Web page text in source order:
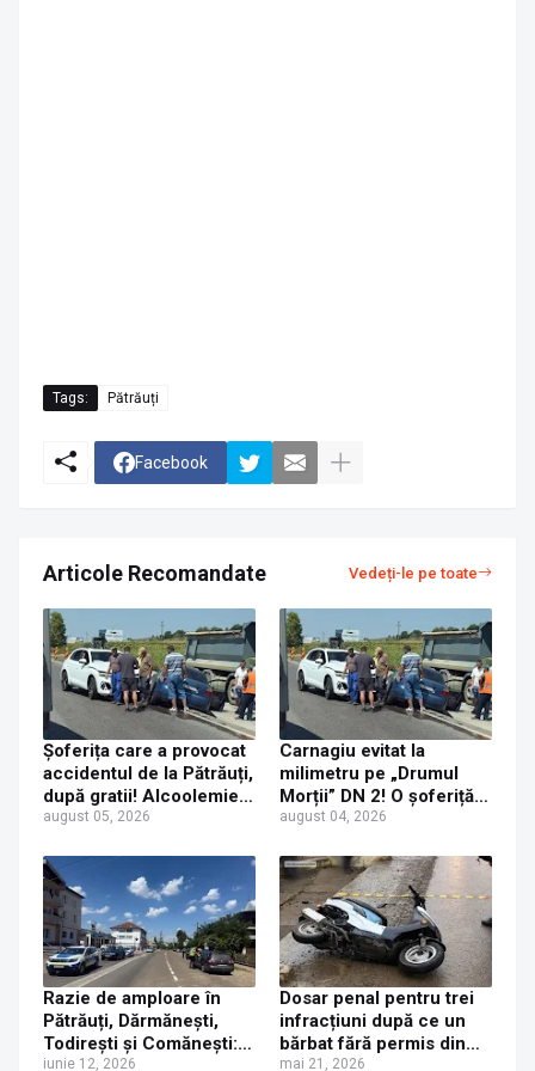
Tags: Pătrăuți
Facebook
Articole Recomandate Vedeți-le pe toate
Șoferița care a provocat
accidentul de la Pătrăuți,
după gratii! Alcoolemie
record de 3,12 g/l
august 05, 2026
Carnagiu evitat la
milimetru pe „Drumul
Morții” DN 2! O șoferiță
beată criță a spulberat o
contrasens!
august 04, 2026
Razie de amploare în
Pătrăuți, Dărmănești,
Todirești și Comănești:
iunie 12, 2026
Dosar penal pentru trei
infracțiuni după ce un
bărbat fără permis din
mai 21, 2026